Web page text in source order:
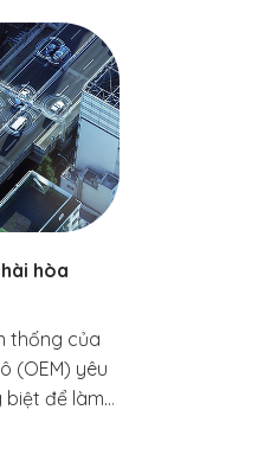
hòa
thống của
(OEM) yêu
biệt để làm